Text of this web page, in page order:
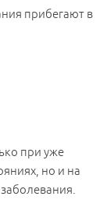
прибегают в
при уже
но и на